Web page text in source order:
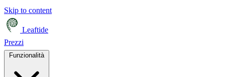
Skip to content
Leaftide
Prezzi
Funzionalità